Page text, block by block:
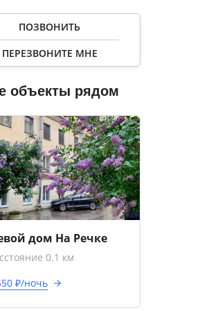
ПОЗВОНИТЬ
ПЕРЕЗВОНИТЕ МНЕ
объекты рядом
дом На Речке
0.1 км
₽/ночь